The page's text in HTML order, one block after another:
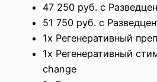
47 250 руб. с
51 750 руб. с
1x Регенеративный
1x Регенеративный
change